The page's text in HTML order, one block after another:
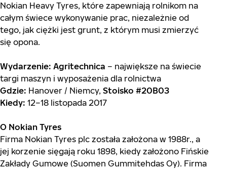
Nokian Heavy Tyres, które zapewniają rolnikom na
całym świece wykonywanie prac, niezależnie od
tego, jak ciężki jest grunt, z którym musi zmierzyć
się opona.
Wydarzenie: Agritechnica – największe na świecie
targi maszyn i wyposażenia dla rolnictwa
Gdzie: Hanover / Niemcy, Stoisko #20B03
Kiedy: 12–18 listopada 2017
O Nokian Tyres
Firma Nokian Tyres plc została założona w 1988r., a
jej korzenie sięgają roku 1898, kiedy założono Fińskie
Zakłady Gumowe (Suomen Gummitehdas Oy). Firma